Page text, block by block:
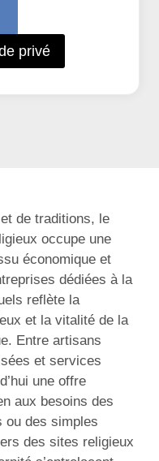
privé
de traditions, le
occupe une
économique et
dédiées à la
reflète la
et la vitalité de la
Entre artisans
et services
une offre
aux besoins des
ou des simples
des sites religieux